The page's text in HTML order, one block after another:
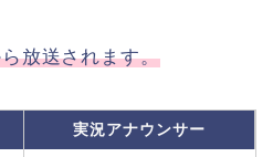
放送されます。
実況アナウンサー